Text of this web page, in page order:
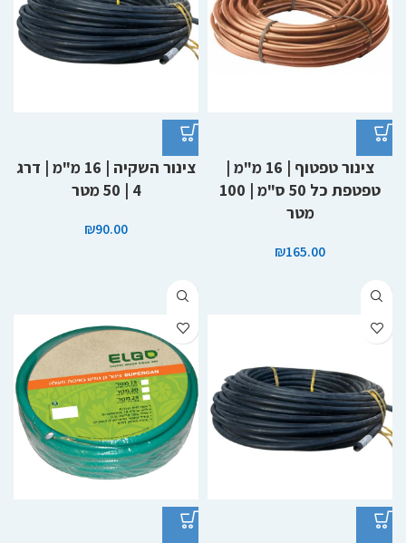
צינור טפטוף | 16 מ"מ |
טפטפת כל 50 ס"מ | 100
מטר
₪165.00
צינור השקיה | 16 מ"מ | דרג
4 | 50 מטר
₪90.00